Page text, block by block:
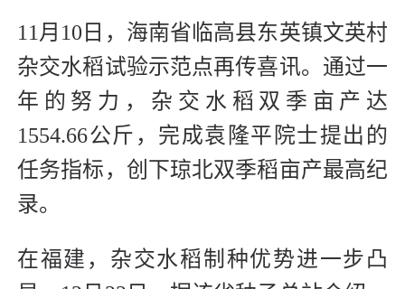
11月10日，海南省临高县东英镇文英村
杂交水稻试验示范点再传喜讯。通过一
年的努力，杂交水稻双季亩产达
1554.66公斤，完成袁隆平院士提出的
任务指标，创下琼北双季稻亩产最高纪
录。
在福建，杂交水稻制种优势进一步凸